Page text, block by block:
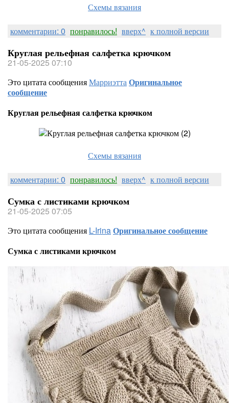
Схемы вязания
комментарии: 0 понравилось! вверх^ к полной версии
Круглая рельефная салфетка крючком
21-05-2025 07:10
Это цитата сообщенияМарриэттаОригинальное
сообщение
Круглая рельефная салфетка крючком
Схемы вязания
комментарии: 0 понравилось! вверх^ к полной версии
Сумка с листиками крючком
21-05-2025 07:05
Это цитата сообщения L-IrinaОригинальное сообщение
Сумка с листиками крючком